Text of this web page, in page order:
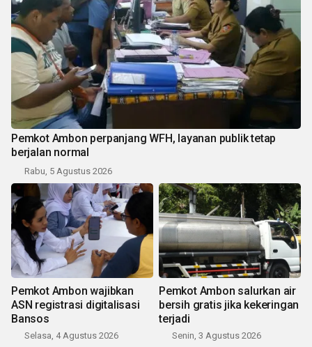
Pemkot Ambon perpanjang WFH, layanan publik tetap
berjalan normal
Rabu, 5 Agustus 2026
Pemkot Ambon wajibkan
ASN registrasi digitalisasi
Bansos
Selasa, 4 Agustus 2026
Pemkot Ambon salurkan air
bersih gratis jika kekeringan
terjadi
Senin, 3 Agustus 2026